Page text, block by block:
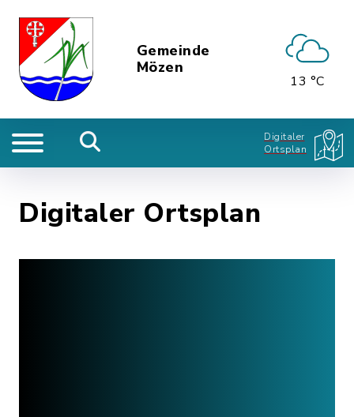
Gemeinde
Mözen
13 °C
Digitaler
Ortsplan
Digitaler Ortsplan